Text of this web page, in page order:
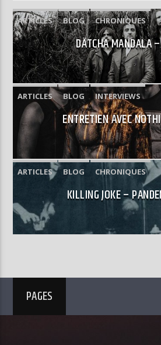
ARTICLES BLOG CHRONIQUES
DÄTCHA MANDALA
ARTICLES BLOG INTERVIEWS
ENTRETIEN AVEC
ARTICLES BLOG CHRONIQUES
KILLING JOKE –
PAGES